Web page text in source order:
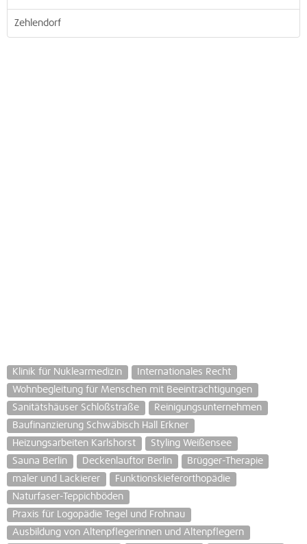
Zehlendorf
Klinik für Nuklearmedizin
Internationales Recht
Wohnbegleitung für Menschen mit Beeinträchtigungen
Sanitätshäuser Schloßstraße
Reinigungsunternehmen
Baufinanzierung Schwäbisch Hall Erkner
Heizungsarbeiten Karlshorst
Styling Weißensee
Sauna Berlin
Deckenlauftor Berlin
Brügger-Therapie
maler und Lackierer
Funktionskieferorthopädie
Naturfaser-Teppichböden
Praxis für Logopädie Tegel und Frohnau
Ausbildung von Altenpflegerinnen und Altenpflegern